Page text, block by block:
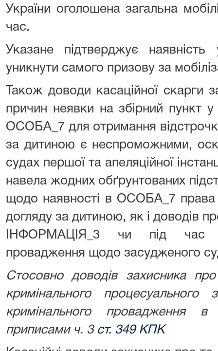
України оголошена загальна
час.
Указане підтверджує
уникнути самого призову за
Також доводи касаційної скарги
причин неявки на збірний пункт
ОСОБА_7 для отримання відстрочки
за дитиною є неспроможними,
судах першої та апеляційної
навела жодних обґрунтованих
щодо наявності в ОСОБА_7 права
догляду за дитиною, як і доводів
ІНФОРМАЦІЯ_3 чи під час
провадження щодо засудженого
Стосовно доводів захисника
кримінального
кримінального провадження в
приписами ч. 3 ст. 349 КПК